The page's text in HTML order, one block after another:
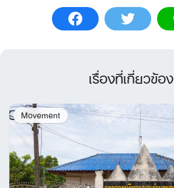
เรื่องที่เกี่ยวข้อง
Movement